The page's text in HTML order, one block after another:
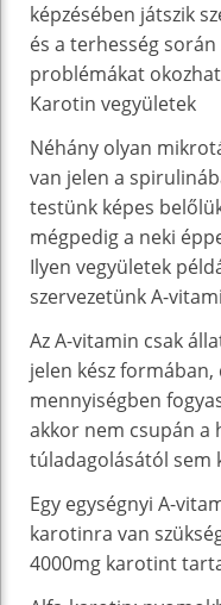
képzésében játszik
és a terhesség
problémákat
Karotin vegyületek
Néhány olyan
van jelen a
testünk képes
mégpedig a neki
Ilyen vegyületek
szervezetünk A-
Az A-vitamin csak
jelen kész
mennyiségben
akkor nem csupán a
túladagolásától sem
Egy egységnyi A-
karotinra van
4000mg karotint